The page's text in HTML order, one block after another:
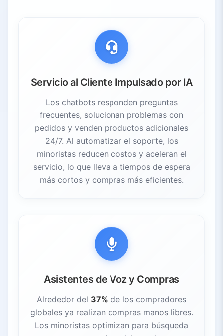
Servicio al Cliente Impulsado por IA
Los chatbots responden preguntas
frecuentes, solucionan problemas con
pedidos y venden productos adicionales
24/7. Al automatizar el soporte, los
minoristas reducen costos y aceleran el
servicio, lo que lleva a tiempos de espera
más cortos y compras más eficientes.
Asistentes de Voz y Compras
Alrededor del 37% de los compradores
globales ya realizan compras manos libres.
Los minoristas optimizan para búsqueda